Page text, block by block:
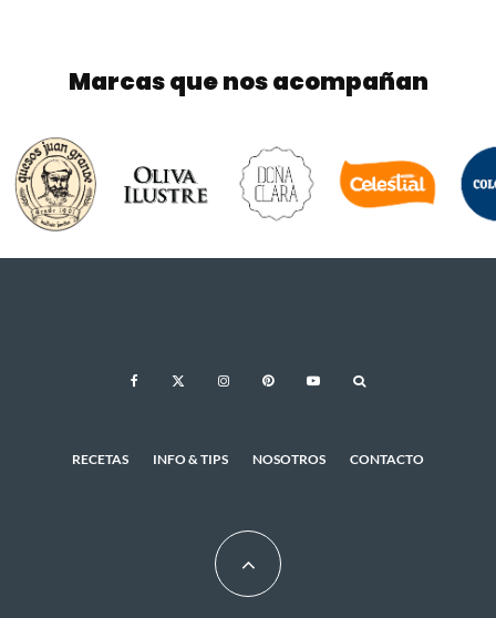
Marcas que nos acompañan
RECETAS INFO & TIPS NOSOTROS CONTACTO